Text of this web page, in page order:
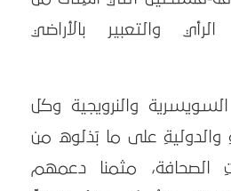
والتعبير بالأراضي
والنرويجية وكل
والدوليةِ على ما بَذلوه من
الصحافة، مثمنا دعمهم